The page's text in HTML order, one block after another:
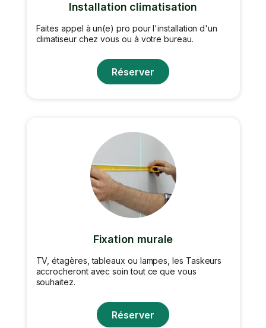
Installation climatisation
Faites appel à un(e) pro pour l'installation d'un
climatiseur chez vous ou à votre bureau.
Réserver
Fixation murale
TV, étagères, tableaux ou lampes, les Taskeurs
accrocheront avec soin tout ce que vous
souhaitez.
Réserver